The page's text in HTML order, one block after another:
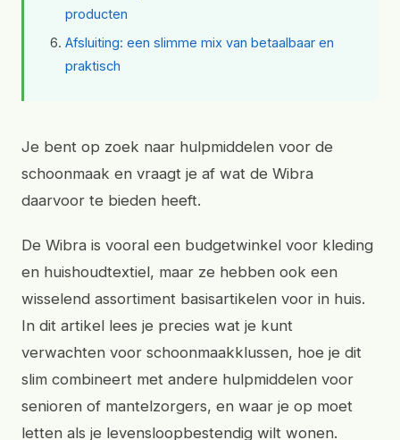
producten
Afsluiting: een slimme mix van betaalbaar en
praktisch
Je bent op zoek naar hulpmiddelen voor de
schoonmaak en vraagt je af wat de Wibra
daarvoor te bieden heeft.
De Wibra is vooral een budgetwinkel voor kleding
en huishoudtextiel, maar ze hebben ook een
wisselend assortiment basisartikelen voor in huis.
In dit artikel lees je precies wat je kunt
verwachten voor schoonmaakklussen, hoe je dit
slim combineert met andere hulpmiddelen voor
senioren of mantelzorgers, en waar je op moet
letten als je levensloopbestendig wilt wonen.